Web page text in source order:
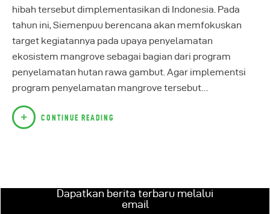
hibah tersebut dimplementasikan di Indonesia. Pada
tahun ini, Siemenpuu berencana akan memfokuskan
target kegiatannya pada upaya penyelamatan
ekosistem mangrove sebagai bagian dari program
penyelamatan hutan rawa gambut. Agar implementsi
program penyelamatan mangrove tersebut…
CONTINUE READING
Dapatkan berita terbaru melalui
email